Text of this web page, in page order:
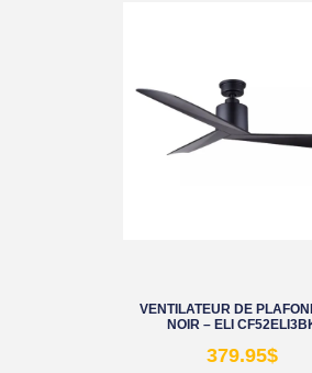
VENTILATEUR DE
NOIR – ELI
379.95$